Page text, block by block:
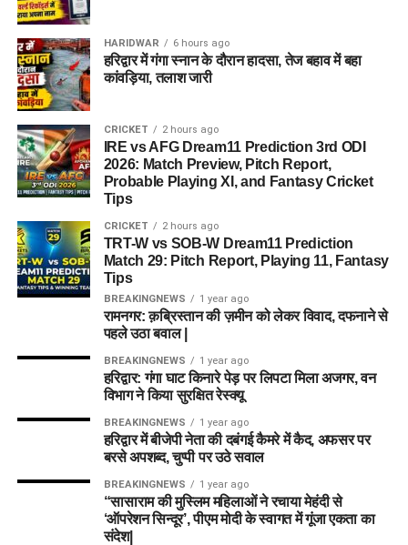
HARIDWAR 6 hours ago
हरिद्वार में गंगा स्नान के दौरान हादसा, तेज बहाव में बहा
कांवड़िया, तलाश जारी
CRICKET 2 hours ago
IRE vs AFG Dream11 Prediction 3rd ODI
2026: Match Preview, Pitch Report,
Probable Playing XI, and Fantasy Cricket
Tips
CRICKET 2 hours ago
TRT-W vs SOB-W Dream11 Prediction
Match 29: Pitch Report, Playing 11, Fantasy
Tips
BREAKINGNEWS 1 year ago
रामनगर: क़ब्रिस्तान की ज़मीन को लेकर विवाद, दफनाने से
पहले उठा बवाल |
BREAKINGNEWS 1 year ago
हरिद्वार: गंगा घाट किनारे पेड़ पर लिपटा मिला अजगर, वन
विभाग ने किया सुरक्षित रेस्क्यू
BREAKINGNEWS 1 year ago
हरिद्वार में बीजेपी नेता की दबंगई कैमरे में कैद, अफसर पर
बरसे अपशब्द, चुप्पी पर उठे सवाल
BREAKINGNEWS 1 year ago
“सासाराम की मुस्लिम महिलाओं ने रचाया मेहंदी से
‘ऑपरेशन सिन्दूर’, पीएम मोदी के स्वागत में गूंजा एकता का
संदेश|